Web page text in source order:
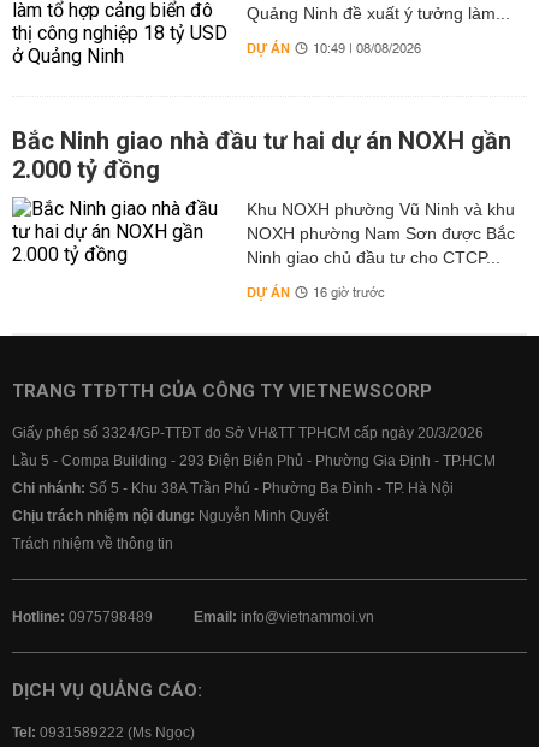
Quảng Ninh đề xuất ý tưởng làm...
DỰ ÁN 10:49 | 08/08/2026
Bắc Ninh giao nhà đầu tư hai dự án NOXH gần
2.000 tỷ đồng
Khu NOXH phường Vũ Ninh và khu
NOXH phường Nam Sơn được Bắc
Ninh giao chủ đầu tư cho CTCP...
DỰ ÁN 16 giờ trước
TRANG TTĐTTH CỦA CÔNG TY VIETNEWSCORP
Giấy phép số 3324/GP-TTĐT do Sở VH&TT TPHCM cấp ngày 20/3/2026
Lầu 5 - Compa Building - 293 Điện Biên Phủ - Phường Gia Định - TP.HCM
Chi nhánh: Số 5 - Khu 38A Trần Phú - Phường Ba Đình - TP. Hà Nội
Chịu trách nhiệm nội dung: Nguyễn Minh Quyết
Trách nhiệm về thông tin
Hotline: 0975798489 Email: info@vietnammoi.vn
DỊCH VỤ QUẢNG CÁO:
Tel: 0931589222 (Ms Ngọc)